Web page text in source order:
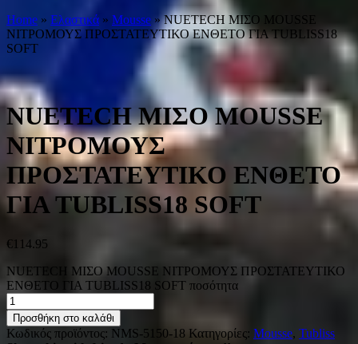
Home » Ελαστικά » Mousse » NUETECH ΜΙΣO MOUSSE
ΝΙΤΡΟΜΟΥΣ ΠΡΟΣΤΑΤΕΥΤΙΚΟ ΕΝΘΕΤΟ ΓΙΑ TUBLISS18
SOFT
NUETECH ΜΙΣO MOUSSE
ΝΙΤΡΟΜΟΥΣ
ΠΡΟΣΤΑΤΕΥΤΙΚΟ ΕΝΘΕΤΟ
ΓΙΑ TUBLISS18 SOFT
€ 114.95
NUETECH ΜΙΣO MOUSSE ΝΙΤΡΟΜΟΥΣ ΠΡΟΣΤΑΤΕΥΤΙΚΟ
ΕΝΘΕΤΟ ΓΙΑ TUBLISS18 SOFT ποσότητα
Προσθήκη στο καλάθι
Κωδικός προϊόντος: NMS-5150-18 Κατηγορίες: Mousse, Tubliss